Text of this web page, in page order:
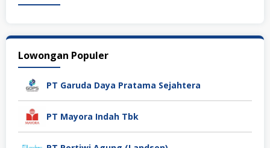
Lowongan Populer
PT Garuda Daya Pratama Sejahtera
PT Mayora Indah Tbk